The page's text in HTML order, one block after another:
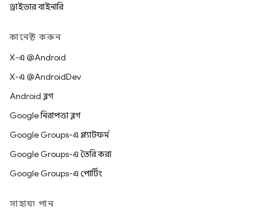
ড্রাইভার বাইনারি
কানেক্ট করুন
X-এ @Android
X-এ @AndroidDev
Android ব্লগ
Google নিরাপত্তা ব্লগ
Google Groups-এ প্ল্যাটফর্ম
Google Groups-এ তৈরি করা
Google Groups-এ পোর্টিং
সাহায্য পান